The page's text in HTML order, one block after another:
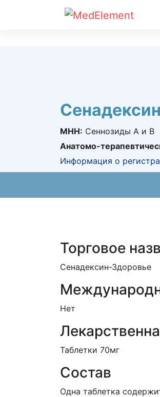
МНН: Сеннозиды А и B
Анатомо-
Информация о
Торговое
Сенадексин-Здоровье
Нет
Таблетки 70мг
Состав
Одна таблетка